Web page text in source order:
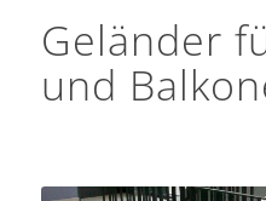
Geländer
und